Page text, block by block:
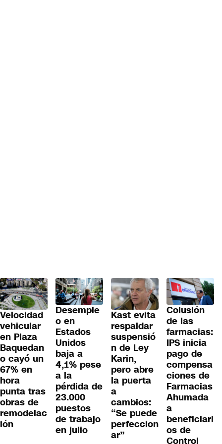
Velocidad
vehicular
en Plaza
Baquedan
o cayó un
67% en
hora
punta tras
obras de
remodelac
ión
Desemple
o en
Estados
Unidos
baja a
4,1% pese
a la
pérdida de
23.000
puestos
de trabajo
en julio
Kast evita
respaldar
suspensió
n de Ley
Karin,
pero abre
la puerta
a
cambios:
“Se puede
perfeccion
ar”
Colusión
de las
farmacias:
IPS inicia
pago de
compensa
ciones de
Farmacias
Ahumada
a
beneficiari
os de
Control